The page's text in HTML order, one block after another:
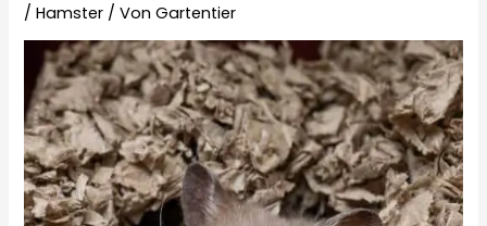
/Hamster / VonGartentier